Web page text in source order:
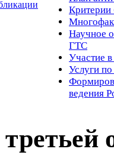
Критерии
Научное
ГТС
Участие
Услуги
ведения